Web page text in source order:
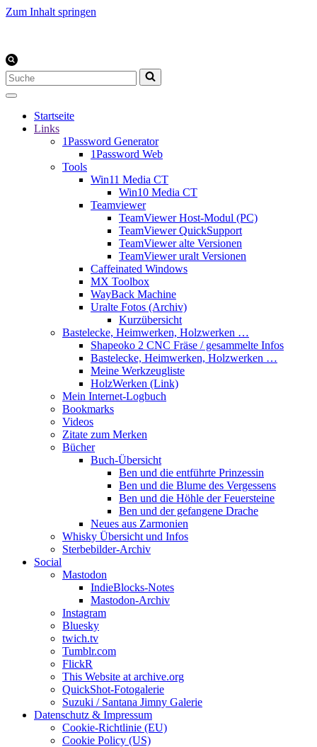
Zum Inhalt springen
Suchen
nach …
Startseite
Links
1Password Generator
1Password Web
Tools
Win11 Media CT
Win10 Media CT
Teamviewer
TeamViewer Host-Modul (PC)
TeamViewer QuickSupport
TeamViewer alte Versionen
TeamViewer uralt Versionen
Caffeinated Windows
MX Toolbox
WayBack Machine
Uralte Fotos (Archiv)
Kurzübersicht
Bastelecke, Heimwerken, Holzwerken …
Shapeoko 2 CNC Fräse / gesammelte Infos
Bastelecke, Heimwerken, Holzwerken …
Meine Werkzeugliste
HolzWerken (Link)
Mein Internet-Logbuch
Bookmarks
Videos
Zitate zum Merken
Bücher
Buch-Übersicht
Ben und die entführte Prinzessin
Ben und die Blume des Vergessens
Ben und die Höhle der Feuersteine
Ben und der gefangene Drache
Neues aus Zarmonien
Whisky Übersicht und Infos
Sterbebilder-Archiv
Social
Mastodon
IndieBlocks-Notes
Mastodon-Archiv
Instagram
Bluesky
twich.tv
Tumblr.com
FlickR
This Website at archive.org
QuickShot-Fotogalerie
Suzuki / Santana Jimny Galerie
Datenschutz & Impressum
Cookie-Richtlinie (EU)
Cookie Policy (US)